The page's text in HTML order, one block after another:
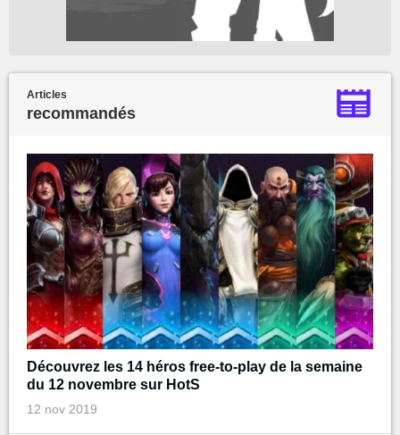
Articles
recommandés
Découvrez les 14 héros free-to-play de la semaine
du 12 novembre sur HotS
12 nov 2019